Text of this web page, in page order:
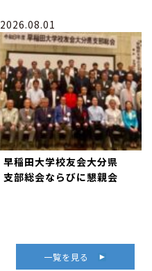
2026.08.01
早稲田大学校友会大分県
支部総会ならびに懇親会
一覧を見る